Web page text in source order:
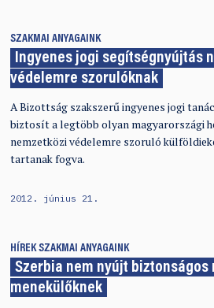
SZAKMAI ANYAGAINK
Ingyenes jogi segítségnyújtás
védelemre szorulóknak
A Bizottság szakszerű ingyenes jogi
biztosít a legtöbb olyan magyarországi
nemzetközi védelemre szoruló
tartanak fogva.
2012. június 21.
HÍREK SZAKMAI ANYAGAINK
Szerbia nem nyújt biztonságos
menekülőknek